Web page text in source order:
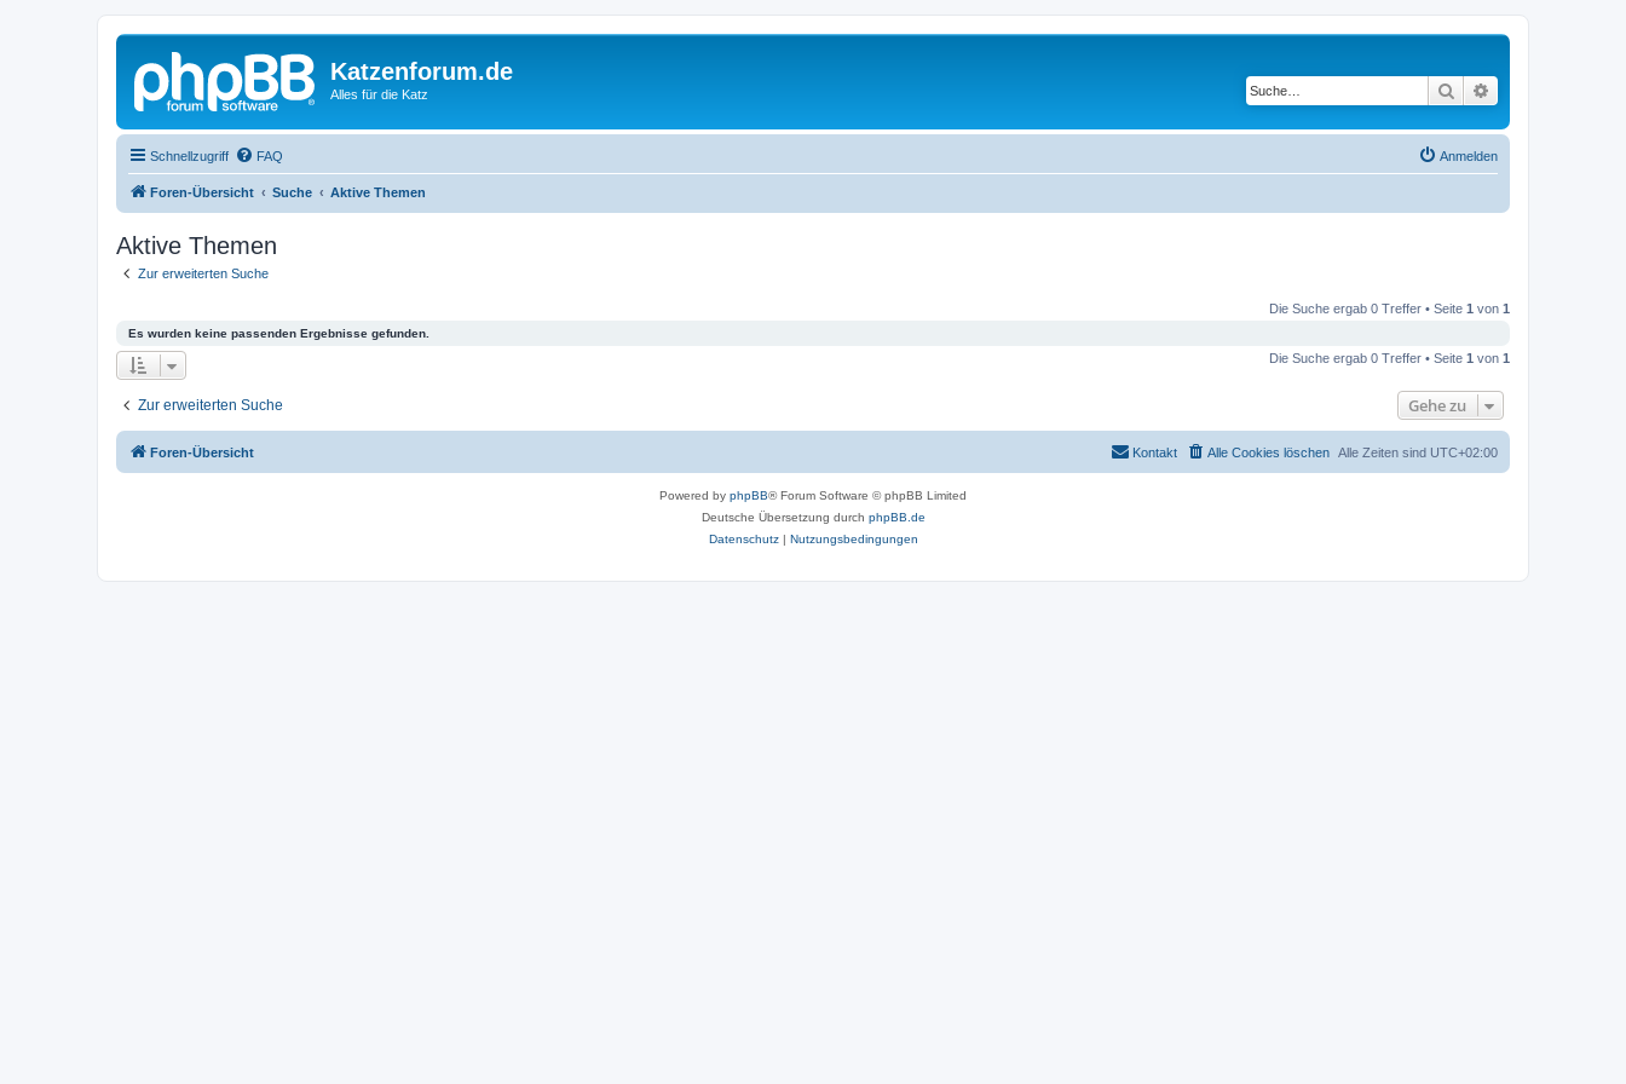
Katzenforum.de
Alles für die Katz Suche
Schnellzugriff FAQ Anmelden
Foren-Übersicht Suche Aktive Themen
Aktive Themen
Zur erweiterten Suche
Die Suche ergab 0 Treffer • Seite 1 von 1
Es wurden keine passenden Ergebnisse gefunden.
Die Suche ergab 0 Treffer • Seite 1 von 1
Zur erweiterten Suche Gehe zu
Foren-Übersicht Alle Zeiten sind UTC+02:00
Alle Cookies löschen
Kontakt
Powered by phpBB® Forum Software © phpBB Limited
Deutsche Übersetzung durch phpBB.de
Datenschutz| Nutzungsbedingungen